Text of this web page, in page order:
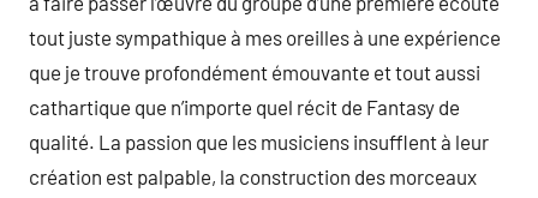
tout juste sympathique à mes oreilles à une expérience
que je trouve profondément émouvante et tout aussi
cathartique que n’importe quel récit de Fantasy de
qualité. La passion que les musiciens insufflent à leur
création est palpable, la construction des morceaux